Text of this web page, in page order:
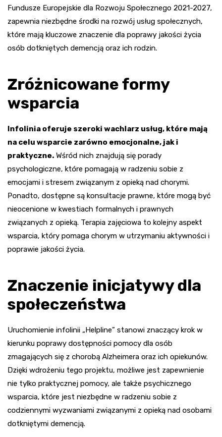
Fundusze Europejskie dla Rozwoju Społecznego 2021-2027,
zapewnia niezbędne środki na rozwój usług społecznych,
które mają kluczowe znaczenie dla poprawy jakości życia
osób dotkniętych demencją oraz ich rodzin.
Zróżnicowane formy
wsparcia
Infolinia oferuje szeroki wachlarz usług, które mają
na celu wsparcie zarówno emocjonalne, jak i
praktyczne. Wśród nich znajdują się porady
psychologiczne, które pomagają w radzeniu sobie z
emocjami i stresem związanym z opieką nad chorymi.
Ponadto, dostępne są konsultacje prawne, które mogą być
nieocenione w kwestiach formalnych i prawnych
związanych z opieką. Terapia zajęciowa to kolejny aspekt
wsparcia, który pomaga chorym w utrzymaniu aktywności i
poprawie jakości życia.
Znaczenie inicjatywy dla
społeczeństwa
Uruchomienie infolinii „Helpline” stanowi znaczący krok w
kierunku poprawy dostępności pomocy dla osób
zmagających się z chorobą Alzheimera oraz ich opiekunów.
Dzięki wdrożeniu tego projektu, możliwe jest zapewnienie
nie tylko praktycznej pomocy, ale także psychicznego
wsparcia, które jest niezbędne w radzeniu sobie z
codziennymi wyzwaniami związanymi z opieką nad osobami
dotkniętymi demencją.